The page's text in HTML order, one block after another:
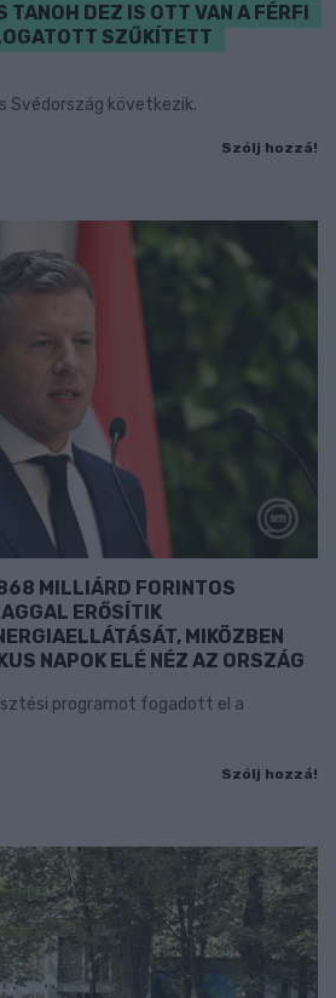
TANOH DEZ IS OTT VAN A FÉRFI
SZŰKÍTETT
Svédország következik.
Szólj hozzá!
MILLIÁRD FORINTOS
ERŐSÍTIK
MIKÖZBEN
NAPOK ELÉ NÉZ AZ ORSZÁG
programot fogadott el a
Szólj hozzá!